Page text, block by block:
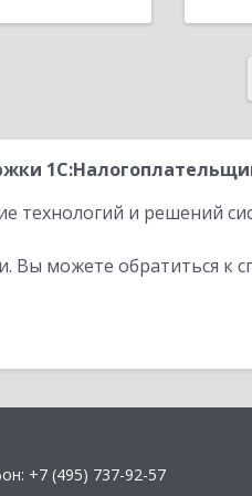
технологий и решений
Вы можете обратиться к
+7 (495) 737-92-57